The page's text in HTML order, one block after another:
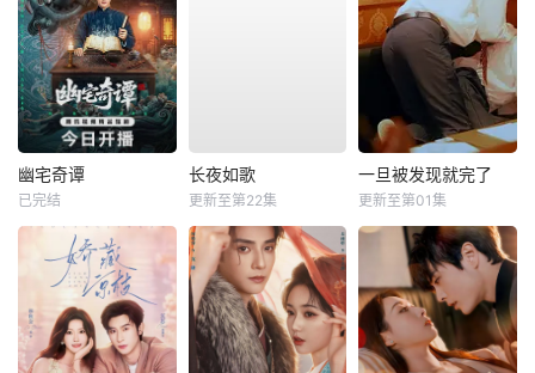
幽宅奇谭
已完结
长夜如歌
更新至第22集
一旦被发现就完了
更新至第01集